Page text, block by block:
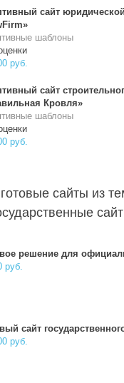
сайт
шаблоны
руб.
сайт
Кровля»
шаблоны
руб.
сайты из
решение для
руб.
сайт
руб.